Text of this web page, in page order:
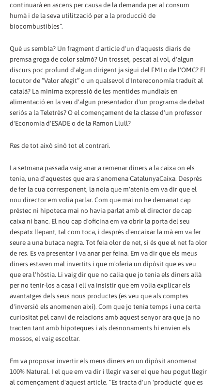
continuarà en ascens per causa de la demanda per al consum
humà i de la seva utilització per a la producció de
biocombustibles”.
Què us sembla? Un fragment d'article d'un d'aquests diaris de
premsa groga de color salmó? Un trosset, pescat al vol, d'algun
discurs poc profund d'algun dirigent ja sigui del FMI o de l'OMC? El
locutor de “Valor afegit” o un qualsevol d'Intereconomía traduït al
català? La mínima expressió de les mentides mundials en
alimentació en la veu d'algun presentador d'un programa de debat
seriós a la Teletrès? O el començament de la classe d'un professor
d'Economia d'ESADE o de la Ramon Llull?
Res de tot això sinó tot el contrari.
La setmana passada vaig anar a remenar diners a la caixa on els
tenia, una d'aquestes que ara s'anomena CatalunyaCaixa. Després
de fer la cua corresponent, la noia que m'atenia em va dir que el
nou director em volia parlar. Com que mai no he demanat cap
préstec ni hipoteca mai no havia parlat amb el director de cap
caixa ni banc. El nou cap d'oficina em va obrir la porta del seu
despatx llepant, tal com toca, i després d'encaixar la mà em va fer
seure a una butaca negra. Tot feia olor de net, si és que el net fa olor
de res. Es va presentar i va anar per feina. Em va dir que els meus
diners estaven mal invertits i que m'oferia un dipòsit que es veu
que era l'hòstia. Li vaig dir que no calia que jo tenia els diners allà
per no tenir-los a casa i ell va insistir que em volia explicar els
avantatges dels seus nous productes (es veu que als comptes
d'inversió els anomenen així). Com que jo tenia temps i una certa
curiositat pel canvi de relacions amb aquest senyor ara que ja no
tracten tant amb hipoteques i als desnonaments hi envien els
mossos, el vaig escoltar.
Em va proposar invertir els meus diners en un dipòsit anomenat
100% Natural. I el que em va dir i llegir va ser el que heu pogut llegir
al començament d'aquest article. “Es tracta d'un 'producte' que es